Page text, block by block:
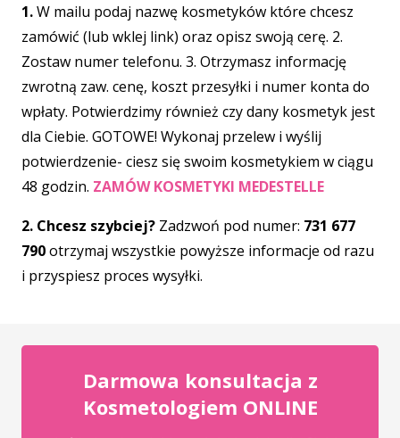
1.W mailu podaj nazwę kosmetyków które chcesz
zamówić (lub wklej link) oraz opisz swoją cerę. 2.
Zostaw numer telefonu. 3. Otrzymasz informację
zwrotną zaw. cenę, koszt przesyłki i numer konta do
wpłaty. Potwierdzimy również czy dany kosmetyk jest
dla Ciebie. GOTOWE! Wykonaj przelew i wyślij
potwierdzenie- ciesz się swoim kosmetykiem w ciągu
48 godzin. ZAMÓW KOSMETYKI MEDESTELLE
2. Chcesz szybciej? Zadzwoń pod numer: 731 677
790otrzymaj wszystkie powyższe informacje od razu
i przyspiesz proces wysyłki.
Darmowa konsultacja z
Kosmetologiem ONLINE